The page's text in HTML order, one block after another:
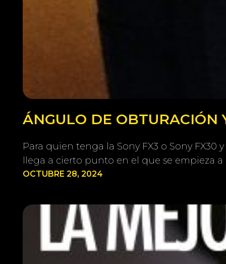
ÁNGULO DE OBTURACIÓN
Para quien tenga la Sony FX3 o Sony
llega a cierto punto en el que se empieza
OCTUBRE 28, 2024